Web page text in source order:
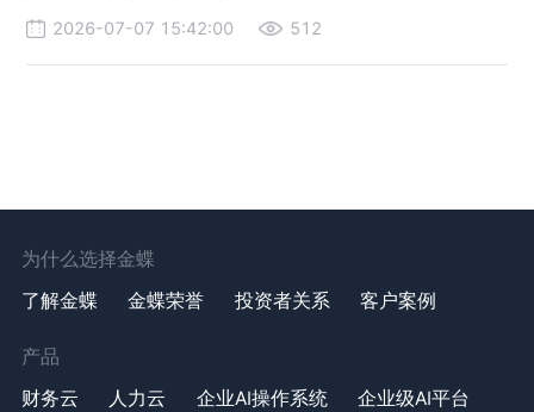
2026-07-07 15:42:00 512
为什么选择金蝶
了解金蝶
金蝶荣誉 投资者关系 客户案例
产品
财务云
人力云 企业AI操作系统
企业级AI平台